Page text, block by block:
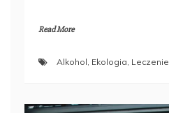
Read More
Alkohol, Ekologia, Leczenie